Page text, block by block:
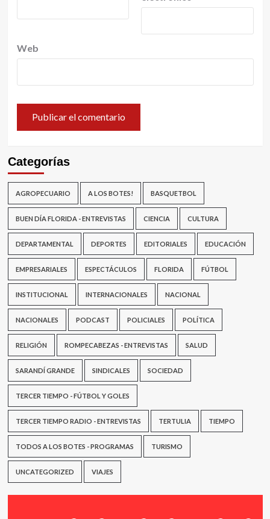
Web
Categorías
AGROPECUARIO A LOS BOTES! BASQUETBOL
BUEN DÍA FLORIDA - ENTREVISTAS CIENCIA CULTURA
DEPARTAMENTAL DEPORTES EDITORIALES EDUCACIÓN
EMPRESARIALES ESPECTÁCULOS FLORIDA FÚTBOL
INSTITUCIONAL INTERNACIONALES NACIONAL
NACIONALES PODCAST POLICIALES POLÍTICA
RELIGIÓN ROMPECABEZAS - ENTREVISTAS SALUD
SARANDÍ GRANDE SINDICALES SOCIEDAD
TERCER TIEMPO - FÚTBOL Y GOLES
TERCER TIEMPO RADIO - ENTREVISTAS TERTULIA TIEMPO
TODOS A LOS BOTES - PROGRAMAS TURISMO
UNCATEGORIZED VIAJES